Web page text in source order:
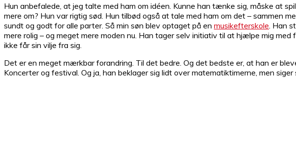
Hun anbefalede, at jeg talte med ham om idéen. Kunne han tænke sig, måske at
mere om? Hun var rigtig sød. Hun tilbød også at tale med ham om det – sammen
sundt og godt for alle parter. Så min søn blev optaget på en musikefterskole . Han
mere rolig – og meget mere moden nu. Han tager selv initiativ til at hjælpe mig
ikke får sin vilje fra sig.
Det er en meget mærkbar forandring. Til det bedre. Og det bedste er, at han er
Koncerter og festival. Og ja, han beklager sig lidt over matematiktimerne, men siger